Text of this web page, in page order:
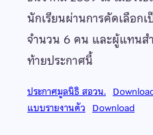
นักเรียนผ่านการคัดเลือก
จำนวน 6 คน และผู้แทนส
ท้ายประกาศนี้
ประกาศมูลนิธิ สอวน.
แบบรายงานตัว Download